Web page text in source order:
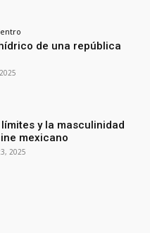
de una república
y la masculinidad
mexicano
2025